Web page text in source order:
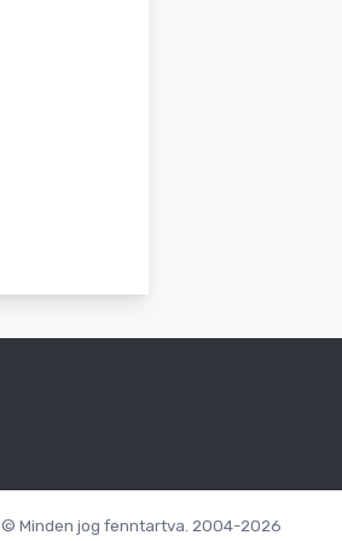
© Minden jog fenntartva. 2004-2026